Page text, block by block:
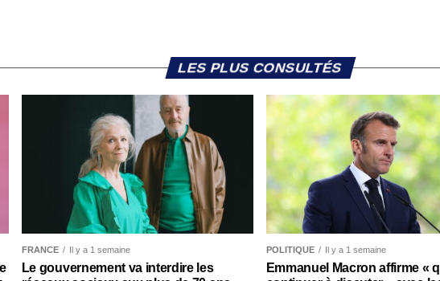
LES PLUS CONSULTÉS
FRANCE Il y a 1 semaine
Le gouvernement va interdire les
POLITIQUE Il y a 1 semaine
Emmanuel Macron affirme «